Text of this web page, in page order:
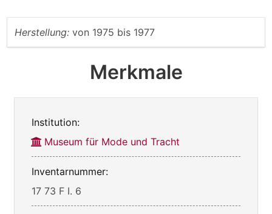
Herstellung: von 1975 bis 1977
Merkmale
Institution:
Museum für Mode und Tracht
Inventarnummer:
17 73 F I. 6